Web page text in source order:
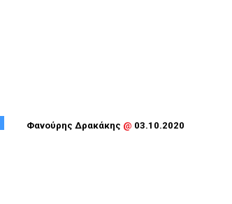
Φανούρης Δρακάκης @ 03.10.2020